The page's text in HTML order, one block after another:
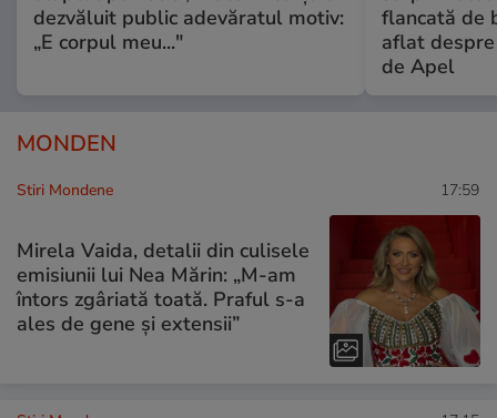
dezvăluit public adevăratul motiv:
„E corpul meu..."
flancată de
aflat
de Apel
MONDEN
Stiri Mondene 17:59
Mirela Vaida, detalii din culisele
emisiunii lui Nea Mărin: „M-am
întors zgâriată toată. Praful s-a
ales de gene și extensii”